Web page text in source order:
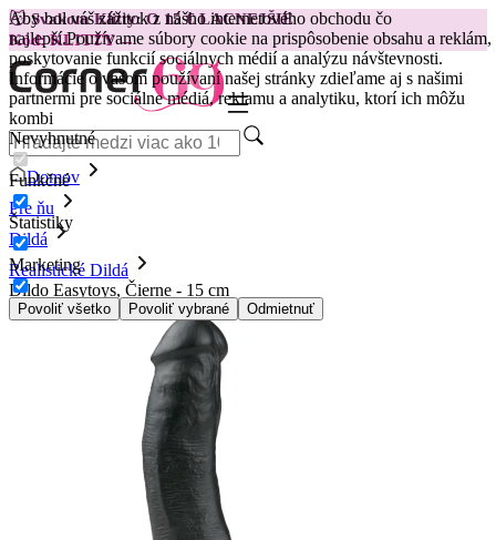
Aby bol váš zážitok z nášho internetového obchodu čo
najlepší.Používame súbory cookie na prispôsobenie obsahu a reklám,
poskytovanie funkcií sociálnych médií a analýzu návštevnosti.
Informácie o vašom používaní našej stránky zdieľame aj s našimi
partnermi pre sociálne médiá, reklamu a analytiku, ktorí ich môžu
kombi
Nevyhnutné
Funkčné
Štatistiky
Marketing
Povoliť všetko Povoliť vybrané Odmietnuť
😽Svakom Klitty: O 15 € LACNEJŠIE
Kód: KLITTY →
Domov
Pre ňu
Dildá
Realistické Dildá
Dildo Easytoys, Čierne - 15 cm